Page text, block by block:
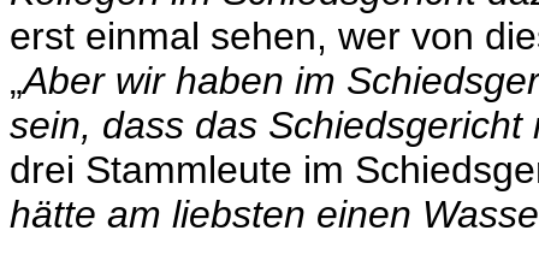
erst einmal sehen, wer von
„Aber wir haben im
sein, dass das Schiedsgericht
drei Stammleute im
hätte am liebsten einen